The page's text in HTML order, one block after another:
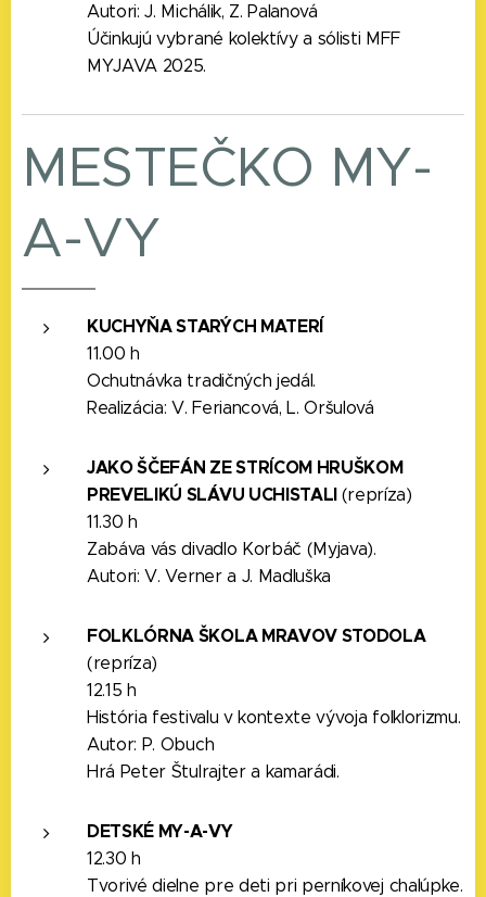
Autori: J. Michálik, Z. Palanová
Účinkujú vybrané kolektívy a sólisti MFF
MYJAVA 2025.
MESTEČKO MY-
A-VY
KUCHYŇA STARÝCH MATERÍ
11.00 h
Ochutnávka tradičných jedál.
Realizácia: V. Feriancová, L. Oršulová
JAKO ŠČEFÁN ZE STRÍCOM HRUŠKOM
PREVELIKÚ SLÁVU UCHISTALI (repríza)
11.30 h
Zabáva vás divadlo Korbáč (Myjava).
Autori: V. Verner a J. Madluška
FOLKLÓRNA ŠKOLA MRAVOV STODOLA
(repríza)
12.15 h
História festivalu v kontexte vývoja folklorizmu.
Autor: P. Obuch
Hrá Peter Štulrajter a kamarádi.
DETSKÉ MY-A-VY
12.30 h
Tvorivé dielne pre deti pri perníkovej chalúpke.